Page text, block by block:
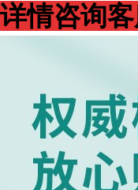
详情咨询